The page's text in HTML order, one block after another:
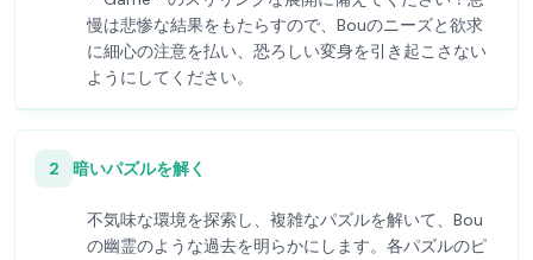
慢は悲惨な結果をもたらすので、Bouのニーズと欲求
に細心の注意を払い、恐ろしい変身を引き起こさない
ようにしてください。
2 暗いパズルを解く
不気味な環境を探索し、複雑なパズルを解いて、Bou
の幽霊のような過去を明らかにします。各パズルのピ